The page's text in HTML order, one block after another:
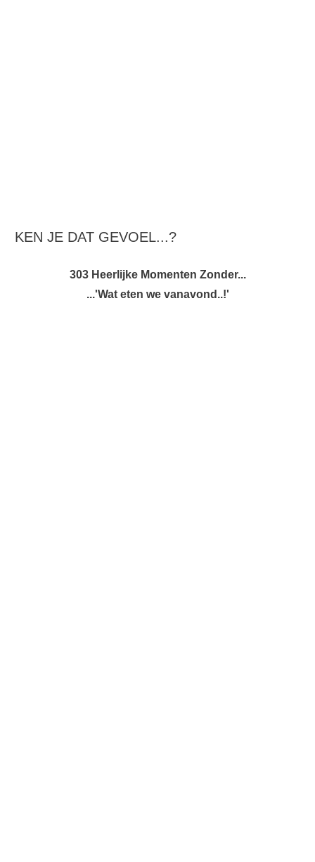
KEN JE DAT GEVOEL...?
303 Heerlijke Momenten Zonder...
...'Wat eten we vanavond..!'